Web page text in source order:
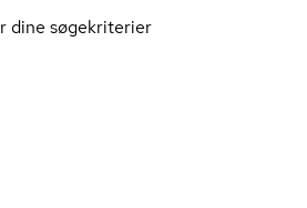
dine søgekriterier